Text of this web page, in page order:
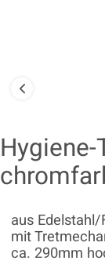
aus Edelstahl/
mit
ca. 290mm